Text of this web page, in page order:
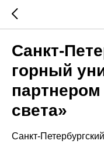
Санкт-
горный
света»
Санкт-